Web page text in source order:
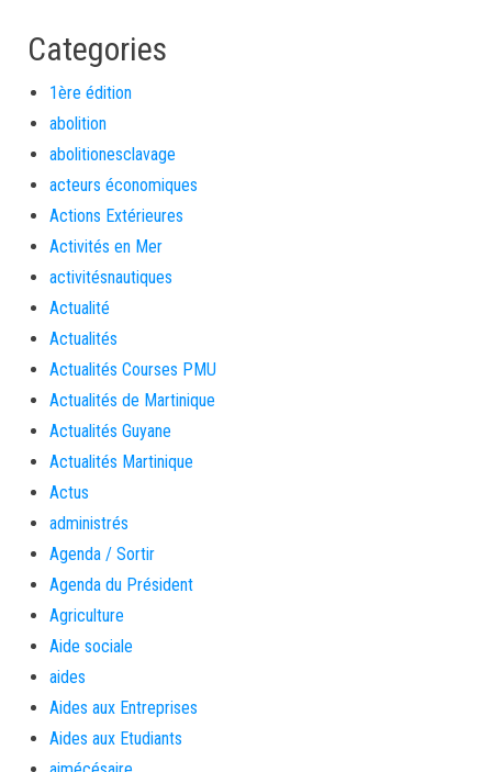
Categories
1ère édition
abolition
abolitionesclavage
acteurs économiques
Actions Extérieures
Activités en Mer
activitésnautiques
Actualité
Actualités
Actualités Courses PMU
Actualités de Martinique
Actualités Guyane
Actualités Martinique
Actus
administrés
Agenda / Sortir
Agenda du Président
Agriculture
Aide sociale
aides
Aides aux Entreprises
Aides aux Etudiants